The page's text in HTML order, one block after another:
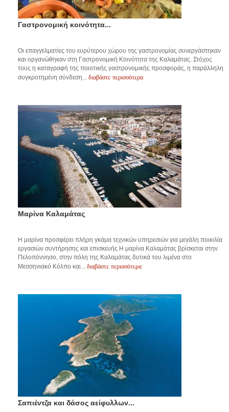
Γαστρονομική κοινότητα...
Οι επαγγελματίες του ευρύτερου χώρου της γαστρονομίας συνεργάστηκαν
και οργανώθηκαν στη Γαστρονομική Κοινότητα της Καλαμάτας. Στόχος
τους η καταγραφή της ποιοτικής γαστρονομικής προσφοράς, η παράλληλη
συγκροτημένη σύνδεση... διαβάστε περισσότερα
Μαρίνα Καλαμάτας
Η μαρίνα προσφέρει πλήρη γκάμα τεχνικών υπηρεσιών για μεγάλη ποικιλία
εργασιών συντήρησης και επισκευής Η μαρίνα Καλαμάτας βρίσκεται στην
Πελοπόννησο, στην πόλη της Καλαμάτας δυτικά του λιμένα στο
Μεσσηνιακό Κόλπο και... διαβάστε περισσότερα
Σαπιέντζα και δάσος αείφυλλων...